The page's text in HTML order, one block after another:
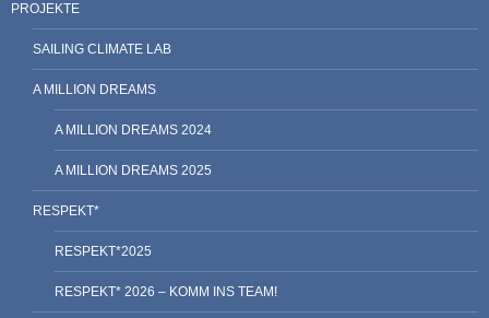
PROJEKTE
SAILING CLIMATE LAB
A MILLION DREAMS
A MILLION DREAMS 2024
A MILLION DREAMS 2025
RESPEKT*
RESPEKT*2025
RESPEKT* 2026 – KOMM INS TEAM!